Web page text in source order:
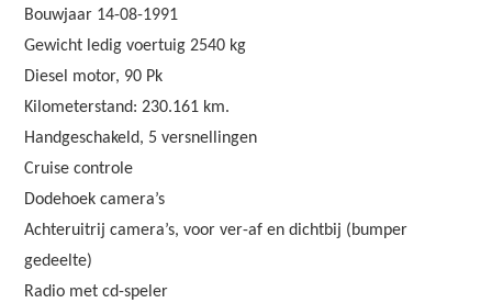
Bouwjaar 14-08-1991
Gewicht ledig voertuig 2540 kg
Diesel motor, 90 Pk
Kilometerstand: 230.161 km.
Handgeschakeld, 5 versnellingen
Cruise controle
Dodehoek camera’s
Achteruitrij camera’s, voor ver-af en dichtbij (bumper
gedeelte)
Radio met cd-speler